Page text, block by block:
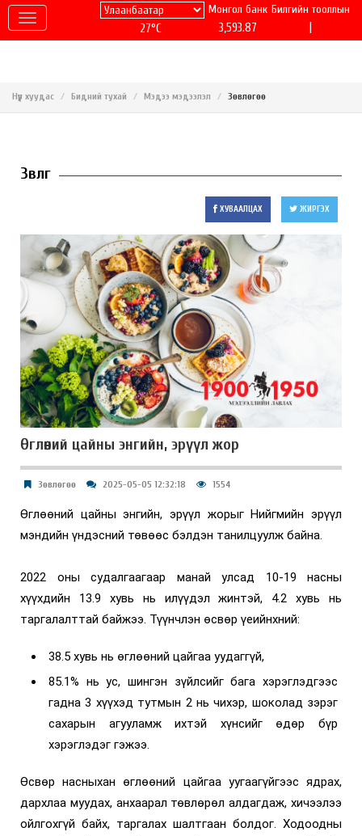
27°C
Монгол банк
3,593.87
Билгийн тооллын
Нүүр хуудас Бидний тухай Мэдээ мэдээлэл Зөвлөгөө
Зөвлөгөө
ХУВААЛЦАХ ЖИРГЭХ
Өглөөний цайны энгийн, эрүүл жор
Зөвлөгөө 2025-05-05 12:32:18 1554
Өглөөний цайны энгийн, эрүүл жорыг Нийгмийн эрүүл
мэндийн үндэсний төвөөс бэлдэн танилцуулж байна.
2022 оны судалгаагаар манай улсад 10-19 насны
хүүхдийн 13.9 хувь нь илүүдэл жинтэй, 4.2 хувь нь
таргалалттай байжээ. Түүнчлэн өсвөр үеийнхний:
38.5 хувь нь өглөөний цайгаа уудаггүй,
85.1% нь ус, шингэн зүйлсийг бага хэрэглэдгээс
гадна 3 хүүхэд тутмын 2 нь чихэр, шоколад зэрэг
сахарын агууламж ихтэй хүнсийг өдөр бүр
хэрэглэдэг гэжээ.
Өсвөр насныхан өглөөний цайгаа уугаагүйгээс ядрах,
дархлаа муудах, анхаарал төвлөрөл алдагдаж, хичээлээ
ойлгохгүй байх, таргалах шалтгаан болдог. Ходоодны